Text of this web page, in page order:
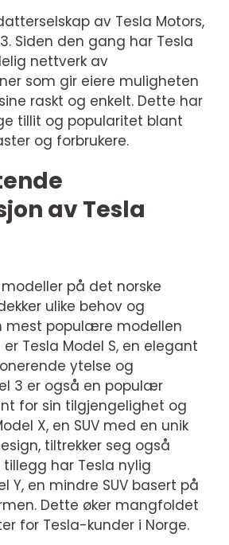
av Tesla Motors,
Siden den gang har Tesla
nettverk av
som gir eiere muligheten
raskt og enkelt. Dette har
tillit og popularitet blant
og forbrukere.
av Tesla
på det norske
ulike behov og
mest populære modellen
Tesla Model S, en elegant
ytelse og
3 er også en populær
for sin tilgjengelighet og
X, en SUV med en unik
tiltrekker seg også
har Tesla nylig
Y, en mindre SUV basert på
Dette øker mangfoldet
for Tesla-kunder i Norge.